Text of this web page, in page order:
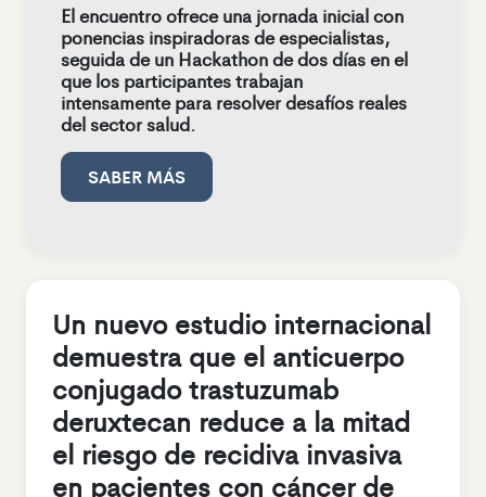
El encuentro ofrece una jornada inicial con
ponencias inspiradoras de especialistas,
seguida de un Hackathon de dos días en el
que los participantes trabajan
intensamente para resolver desafíos reales
del sector salud.
SABER MÁS
Un nuevo estudio internacional
demuestra que el anticuerpo
conjugado trastuzumab
deruxtecan reduce a la mitad
el riesgo de recidiva invasiva
en pacientes con cáncer de